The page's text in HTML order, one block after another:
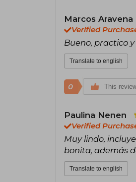
Marcos Aravena
Verified
Bueno, practico y
Translate to english
0 This
Paulina Nenen
Verified
Muy lindo,
bonita, además
Translate to english